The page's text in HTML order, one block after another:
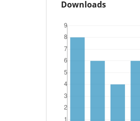
Downloads